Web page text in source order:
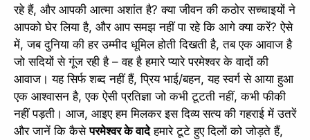
रहे हैं, और आपकी आत्मा अशांत है? क्या जीवन की कठोर सच्चाइयों ने
आपको घेर लिया है, और आप समझ नहीं पा रहे कि आगे क्या करें? ऐसे
में, जब दुनिया की हर उम्मीद धूमिल होती दिखती है, तब एक आवाज है
जो सदियों से गूंज रही है – वह है हमारे प्यारे परमेश्वर के वादों की
आवाज। यह सिर्फ शब्द नहीं हैं, प्रिय भाई/बहन, यह स्वर्ग से आया हुआ
एक आश्वासन है, एक ऐसी प्रतिज्ञा जो कभी टूटती नहीं, कभी फीकी
नहीं पड़ती। आज, आइए हम मिलकर इस दिव्य सत्य की गहराई में उतरें
और जानें कि कैसेपरमेश्वर के वादेहमारे टूटे हुए दिलों को जोड़ते हैं,